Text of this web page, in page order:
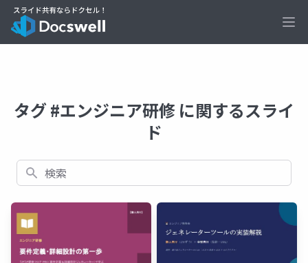
タグ #エンジニア研修 に関するスライ
ド
検索